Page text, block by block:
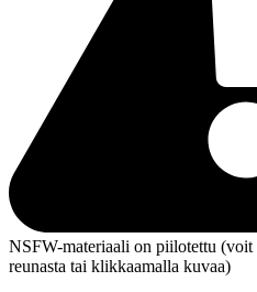
NSFW-materiaali on piilotettu
reunasta tai klikkaamalla kuvaa)